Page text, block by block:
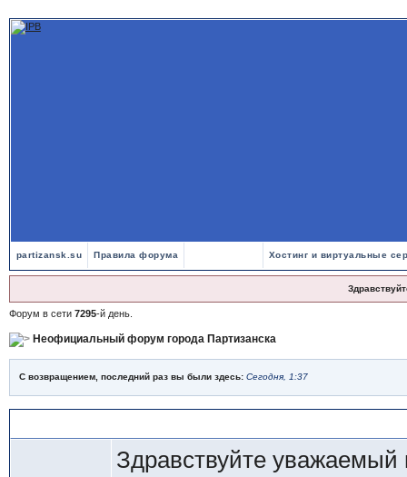
partizansk.su Правила форума Хостинг и виртуальные
Форум в сети 7295-й день.
Неофициальный форум города Партизанска
С возвращением, последний раз вы были здесь: Сегодня, 1:37
Здравствуйте уважаемый